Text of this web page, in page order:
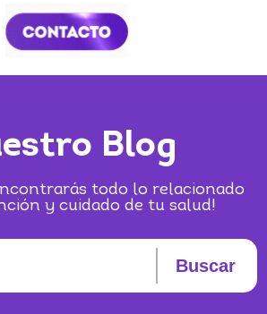
Blog
todo lo relacionado
y cuidado de tu salud!
Buscar